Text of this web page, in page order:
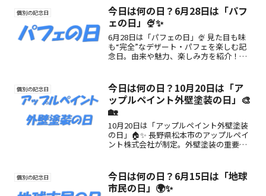
けします。
個別の記念日
今日は何の日？6月28日は「パフ
ェの日」🍨✨
6月28日は「パフェの日」🍨 見た目も味
も“完全”なデザート・パフェを楽しむ記
念日。由来や魅力、楽しみ方を紹介！甘
個別の記念日
今日は何の日？10月20日は「ア
ップルペイント外壁塗装の日」🎨
🏡
10月20日は「アップルペイント外壁塗装
の日」🏠✨ 長野県松本市のアップルペイ
ント株式会社が制定。外壁塗装の重要性
個別の記念日
今日は何の日？6月15日は「地球
市民の日」🌍✨